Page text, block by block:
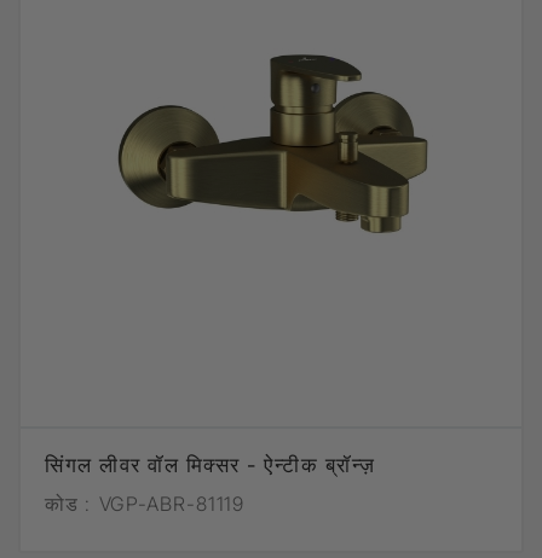
सिंगल लीवर वॉल मिक्सर - ऐन्टीक ब्रॉन्ज़
कोड : VGP-ABR-81119